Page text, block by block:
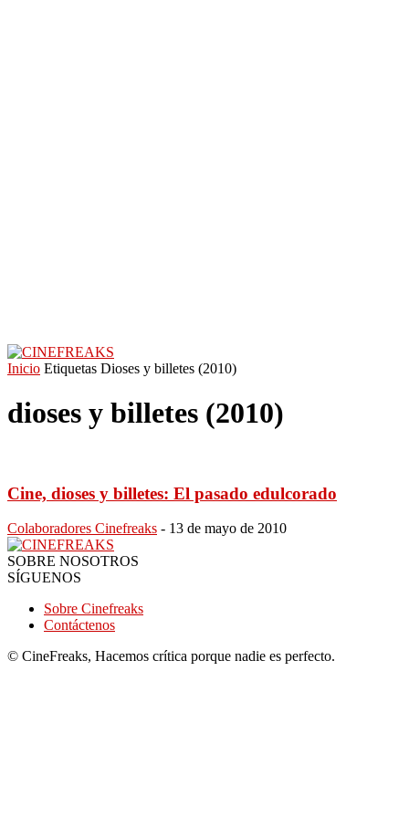
Inicio Etiquetas Dioses y billetes (2010)
dioses y billetes (2010)
Cine, dioses y billetes: El pasado edulcorado
Colaboradores Cinefreaks - 13 de mayo de 2010
SOBRE NOSOTROS
SÍGUENOS
Sobre Cinefreaks
Contáctenos
© CineFreaks, Hacemos crítica porque nadie es perfecto.